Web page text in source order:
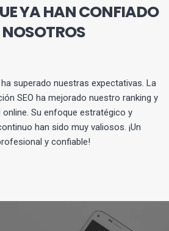
YA HAN CONFIADO
NOSOTROS
ha superado nuestras expectativas. La
SEO ha mejorado nuestro ranking y
online. Su enfoque estratégico y
han sido muy valiosos. ¡Un
y confiable!